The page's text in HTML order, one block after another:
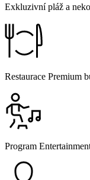
Exkluzivní pláž a
Restaurace Premium
Program